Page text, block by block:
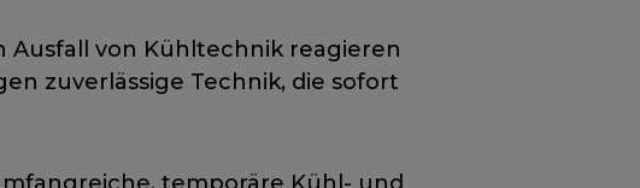
Ausfall von Kühltechnik reagieren
zuverlässige Technik, die sofort